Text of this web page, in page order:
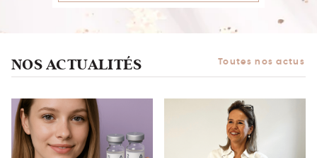
NOS ACTUALITÉS Toutes nos actus